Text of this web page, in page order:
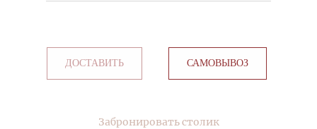
ДОСТАВИТЬ САМОВЫВОЗ
Забронировать столик